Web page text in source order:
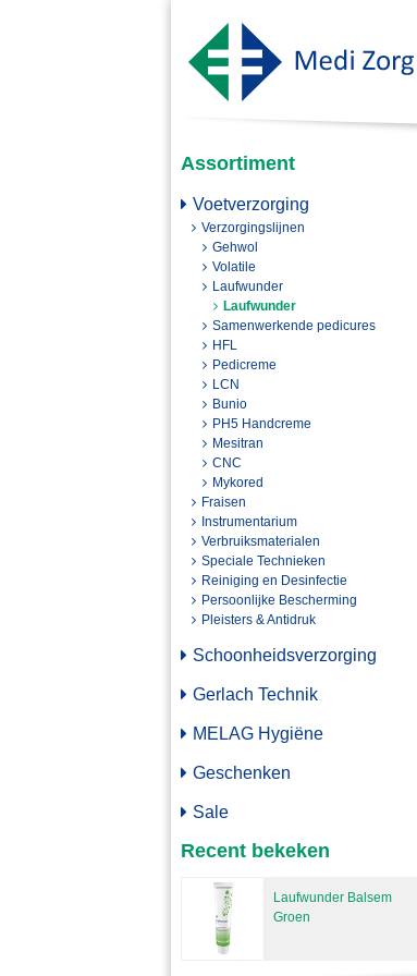
Assortiment
Voetverzorging
Verzorgingslijnen
Gehwol
Volatile
Laufwunder
Laufwunder
Samenwerkende pedicures
HFL
Pedicreme
LCN
Bunio
PH5 Handcreme
Mesitran
CNC
Mykored
Fraisen
Instrumentarium
Verbruiksmaterialen
Speciale Technieken
Reiniging en Desinfectie
Persoonlijke Bescherming
Pleisters & Antidruk
Schoonheidsverzorging
Gerlach Technik
MELAG Hygiëne
Geschenken
Sale
Recent bekeken
Laufwunder Balsem
Groen